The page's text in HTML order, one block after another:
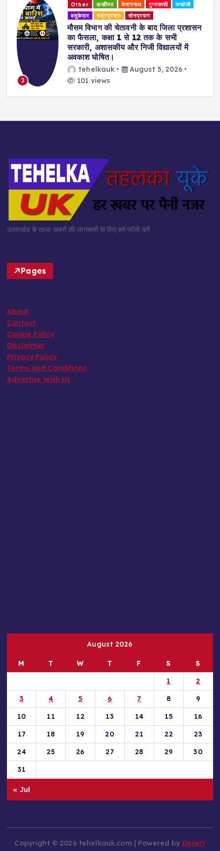
3
Other ऊखीमठ केदारनाथ गुप्तकाशी
जखोली
बसुकेदार
रुद्रप्रयाग सोनप्रयाग
मौसम विभाग की चेतावनी के बाद जिला प्रशासन
का फैसला, कक्षा 1 से 12 तक के सभी
सरकारी, अशासकीय और निजी विद्यालयों में
अवकाश घोषित।
tehelkauk
August 5, 2026
101 views
उत्तराखंड के ताजा खबरों की जानकारी के लिए हमें फॉलो करें
Pages
About
Contact
Cookie Policy
Disclaimer
Privacy Policy
Terms and Conditions
Advertise With Us
August 2026
M T W T F S
S
1
2
3
4 5 6 7 8
9
10
11 12 13 14 15
16
17
18 19 20 21 22
23
24
25 26 27 28 29
30
31
« Jul
Copyright © 2026 tehelkauk.com | Powered by Desert